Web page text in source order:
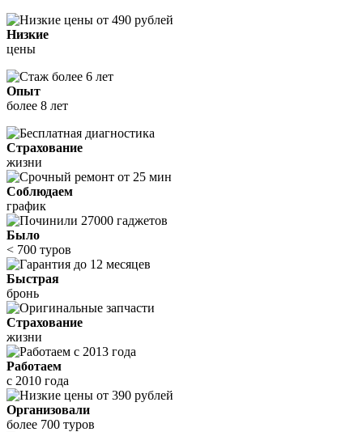
Низкие
цены
Опыт
более 8 лет
Страхование
жизни
Соблюдаем
график
Было
< 700 туров
Быстрая
бронь
Страхование
жизни
Работаем
с 2010 года
Организовали
более 700 туров